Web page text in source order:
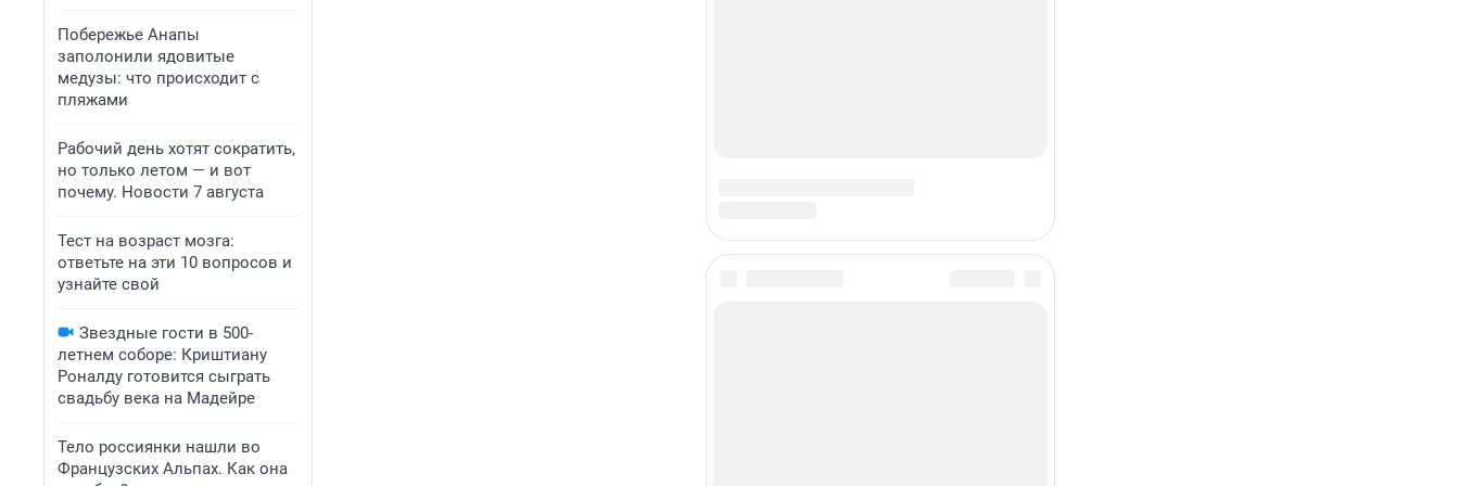
Побережье Анапы
заполонили ядовитые
медузы: что происходит с
пляжами
Рабочий день хотят сократить,
но только летом — и вот
почему. Новости 7 августа
Тест на возраст мозга:
ответьте на эти 10 вопросов и
узнайте свой
Звездные гости в 500-
летнем соборе: Криштиану
Роналду готовится сыграть
свадьбу века на Мадейре
Тело россиянки нашли во
Французских Альпах. Как она